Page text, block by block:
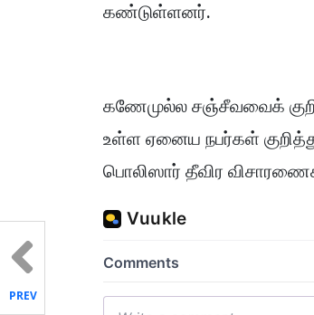
கண்டுள்ளனர்.
கணேமுல்ல சஞ்சீவவைக்
உள்ள ஏனைய நபர்கள்
பொலிஸார் தீவிர
PREV